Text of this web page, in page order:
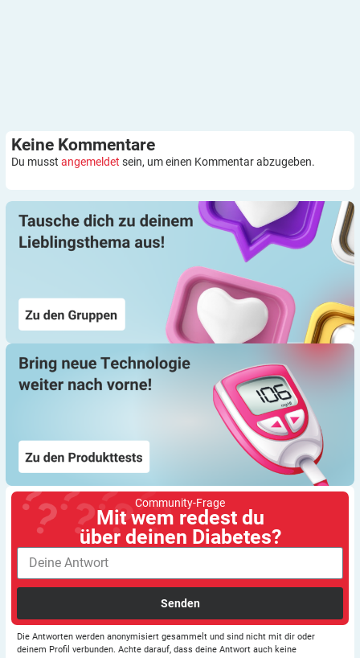
Keine Kommentare
Du musst angemeldet sein, um einen Kommentar abzugeben.
Community-Frage
Mit wem redest du
über deinen Diabetes?
Senden
Die Antworten werden anonymisiert gesammelt und sind nicht mit dir oder
deinem Profil verbunden. Achte darauf, dass deine Antwort auch keine